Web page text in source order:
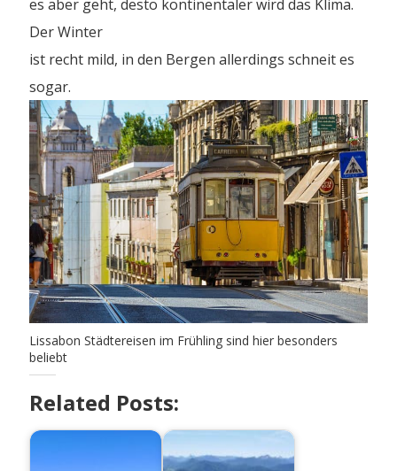
es aber geht, desto kontinentaler wird das Klima.
Der Winter
ist recht mild, in den Bergen allerdings schneit es
sogar.
Lissabon Städtereisen im Frühling sind hier besonders
beliebt
Related Posts: